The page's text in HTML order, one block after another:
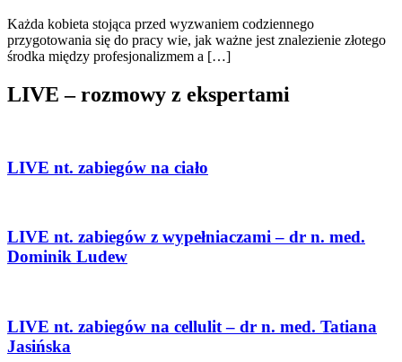
Każda kobieta stojąca przed wyzwaniem codziennego
przygotowania się do pracy wie, jak ważne jest znalezienie złotego
środka między profesjonalizmem a […]
LIVE – rozmowy z ekspertami
LIVE nt. zabiegów na ciało
LIVE nt. zabiegów z wypełniaczami – dr n. med.
Dominik Ludew
LIVE nt. zabiegów na cellulit – dr n. med. Tatiana
Jasińska